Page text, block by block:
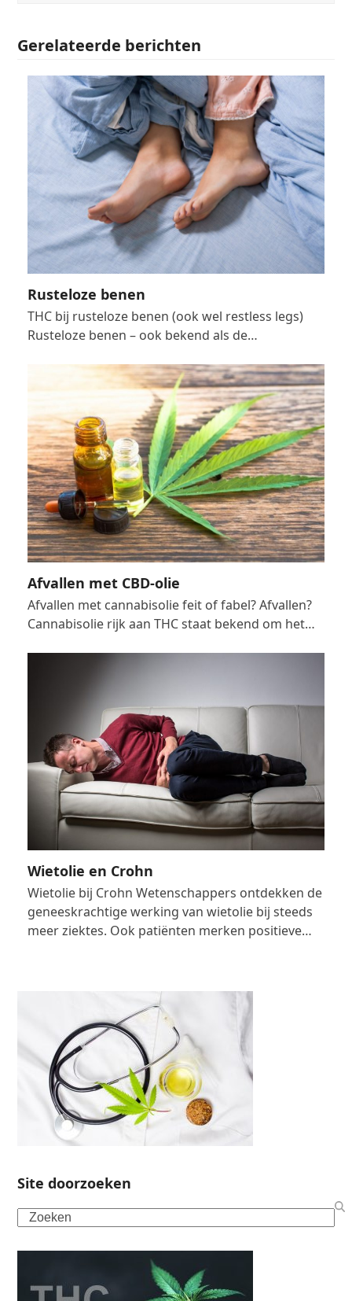
Gerelateerde berichten
Rusteloze benen
THC bij rusteloze benen (ook wel restless legs)
Rusteloze benen – ook bekend als de…
Afvallen met CBD-olie
Afvallen met cannabisolie feit of fabel? Afvallen?
Cannabisolie rijk aan THC staat bekend om het…
Wietolie en Crohn
Wietolie bij Crohn Wetenschappers ontdekken de
geneeskrachtige werking van wietolie bij steeds
meer ziektes. Ook patiënten merken positieve…
Site doorzoeken
Search